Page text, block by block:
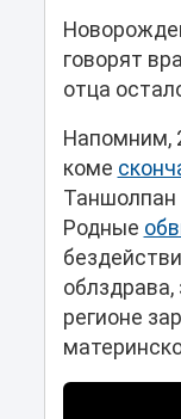
говорят
отца
Напомним,
коме
Таншолпан
Родные
облздрава,
регионе